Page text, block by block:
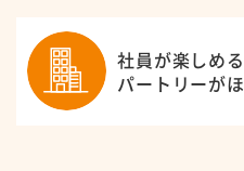
社員が楽しめ
パートリーが